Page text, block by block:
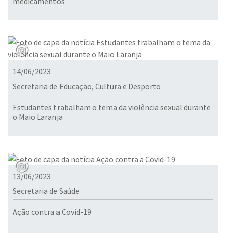
14/06/2023
Secretaria de Educação, Cultura e Desporto
Estudantes trabalham o tema da violência sexual durante
o Maio Laranja
13/06/2023
Secretaria de Saúde
Ação contra a Covid-19